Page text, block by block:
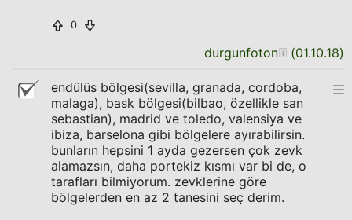
0
durgunfoton (01.10.18)
endülüs bölgesi(sevilla, granada, cordoba,
malaga), bask bölgesi(bilbao, özellikle san
sebastian), madrid ve toledo, valensiya ve
ibiza, barselona gibi bölgelere ayırabilirsin.
bunların hepsini 1 ayda gezersen çok zevk
alamazsın, daha portekiz kısmı var bi de, o
tarafları bilmiyorum. zevklerine göre
bölgelerden en az 2 tanesini seç derim.